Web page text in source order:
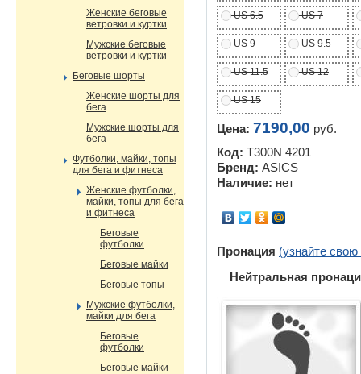
US 6.5 US 7
US 9 US 9.5
US 11.5 US 12
US 15
Цена: 7190,00 руб.
Код: T300N 4201
Бренд: ASICS
Наличие: нет
Пронация (узнайте
Нейтральная
Женские беговые
ветровки и куртки
Мужские беговые
ветровки и куртки
Беговые шорты
Женские шорты для
бега
Мужские шорты для
бега
Футболки, майки, топы
для бега и фитнеса
Женские футболки,
майки, топы для бега
и фитнеса
Беговые
футболки
Беговые майки
Беговые топы
Мужские футболки,
майки для бега
Беговые
футболки
Беговые майки